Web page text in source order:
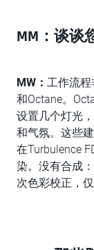
MM：谈谈
MW ： 工作流
和Octane。
设置几个灯光
和气氛。这些
在Turbulence
染。没有合成
次色彩校正，